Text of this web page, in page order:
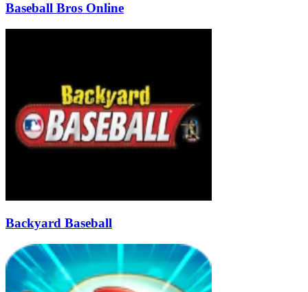
Baseball Bros Online
Backyard Baseball